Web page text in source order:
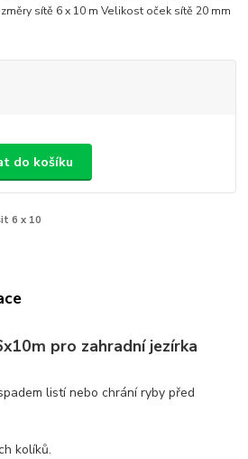
sítě 6 x 10 m Velikost oček sítě 20 mm
do košíku
6 x 10
pro zahradní jezírka
listí nebo chrání ryby před
kolíků.